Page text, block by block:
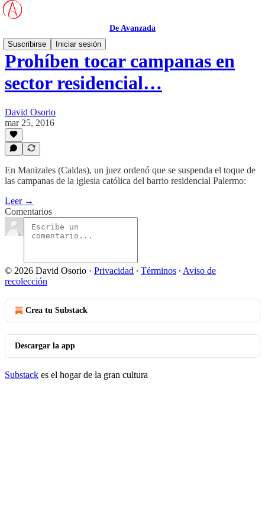
De Avanzada
Suscribirse
Iniciar sesión
Prohíben tocar campanas en
sector residencial…
David Osorio
mar 25, 2016
En Manizales (Caldas), un juez ordenó que se suspenda el toque de
las campanas de la iglesia católica del barrio residencial Palermo:
Leer →
Comentarios
© 2026 David Osorio · Privacidad ∙ Términos ∙ Aviso de
recolección
Crea tu Substack
Descargar la app
Substack es el hogar de la gran cultura